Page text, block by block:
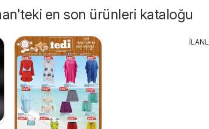
en son ürünleri kataloğu